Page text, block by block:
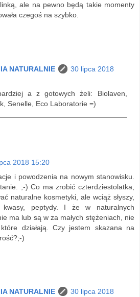
ale na pewno będą takie momenty
czegoś na szybko.
NATURALNIE
30 lipca 2018
a z gotowych żeli: Biolaven,
Senelle, Eco Laboratorie =)
2018 15:20
i powodzenia na nowym stanowisku.
;-) Co ma zrobić czterdziestolatka,
naturalne kosmetyki, ale wciąż słyszy,
peptydy. I że w naturalnych
ma lub są w za małych stężeniach, nie
działają. Czy jestem skazana na
)
NATURALNIE
30 lipca 2018